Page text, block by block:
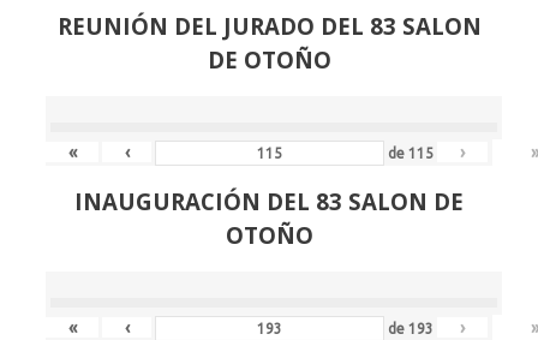
REUNIÓN DEL JURADO DEL 83 SALON
DE OTOÑO
« ‹ de115 ›
INAUGURACIÓN DEL 83 SALON DE
OTOÑO
« ‹ de193 ›